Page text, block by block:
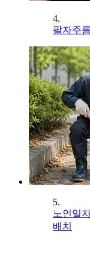
4.
팔자주
5.
노인일
배치